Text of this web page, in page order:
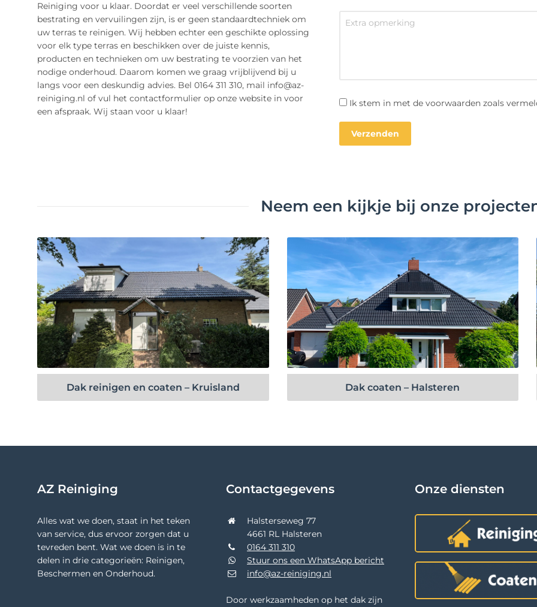
Reiniging voor u klaar. Doordat er veel verschillende soorten
bestrating en vervuilingen zijn, is er geen standaardtechniek om
uw terras te reinigen. Wij hebben echter een geschikte oplossing
voor elk type terras en beschikken over de juiste kennis,
producten en technieken om uw bestrating te voorzien van het
nodige onderhoud. Daarom komen we graag vrijblijvend bij u
langs voor een deskundig advies. Bel 0164 311 310, mail info@az-
reiniging.nl of vul het contactformulier op onze website in voor
een afspraak. Wij staan voor u klaar!
Ik stem in met de voorwaarden zoals
Neem een kijkje bij onze
Bekijk project
Dak reinigen en coaten – Kruisland
Bekijk project
Dak coaten – Halsteren
AZ Reiniging
Alles wat we doen, staat in het teken
van service, dus ervoor zorgen dat u
tevreden bent. Wat we doen is in te
delen in drie categorieën: Reinigen,
Beschermen en Onderhoud.
Contactgegevens
Halsterseweg 77
4661 RL Halsteren
0164 311 310
Stuur ons een WhatsApp bericht
info@az-reiniging.nl
Door werkzaamheden op het dak zijn
Onze diensten